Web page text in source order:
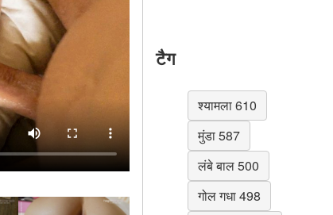
टैग
श्यामला 610
मुंडा 587
लंबे बाल 500
गोल गधा 498